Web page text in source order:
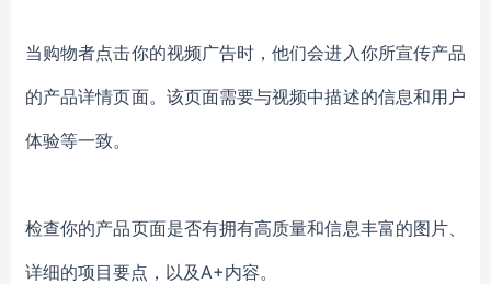
当购物者点击你的视频广告时，他们会进入你所宣传产品
的产品详情页面。该页面需要与视频中描述的信息和用户
体验等一致。
检查你的产品页面是否有拥有高质量和信息丰富的图片、
详细的项目要点，以及A+内容。